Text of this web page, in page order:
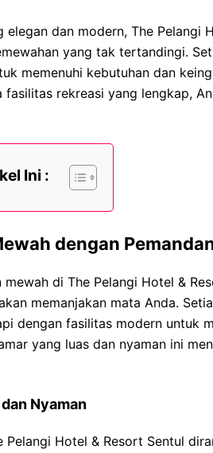
elegan dan modern, The Pelangi
yang tak tertandingi.
memenuhi kebutuhan dan
fasilitas rekreasi yang lengkap,
Ini :
dengan
di The Pelangi Hotel &
memanjakan mata Anda.
dengan fasilitas modern untuk
yang luas dan nyaman ini
Nyaman
Pelangi Hotel & Resort Sentul